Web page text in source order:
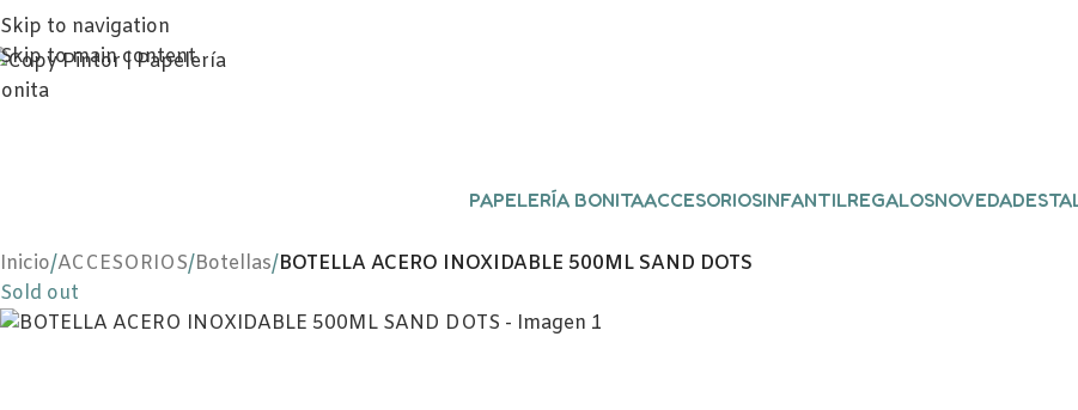
Skip to navigation
Skip to main content
PAPELERÍA BONITAACCESORIOSINFANTILREGALOSNOVEDADES
Inicio/ACCESORIOS/Botellas/BOTELLA ACERO INOXIDABLE 500ML SAND DOTS
Sold out